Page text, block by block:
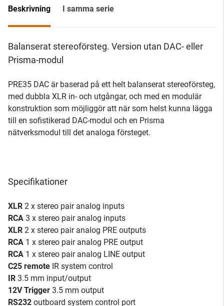
Beskrivning I samma serie
Balanserat stereoförsteg. Version utan DAC- eller
Prisma-modul
PRE35 DAC är baserad på ett helt balanserat stereoförsteg,
med dubbla XLR in- och utgångar, och med en modulär
konstruktion som möjliggör att när som helst kunna lägga
till en sofistikerad DAC-modul och en Prisma
nätverksmodul till det analoga försteget.
Specifikationer
XLR 2 x stereo pair analog inputs
RCA 3 x stereo pair analog inputs
XLR 2 x stereo pair analog PRE outputs
RCA 1 x stereo pair analog PRE output
RCA 1 x stereo pair analog LINE output
C25 remote IR system control
IR 3.5 mm input/output
12V Trigger 3.5 mm output
RS232 outboard system control port